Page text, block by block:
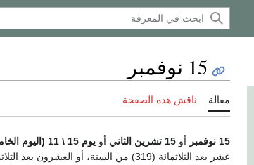
15 نوفمبر
مقالة ناقش هذه الصفحة
15 نوفمبر أو 15 تشرين الثاني أو يوم 15 \ 11 (اليوم الخامس عشر من الشهر الحادي عشر)
عشر بعد الثلاثمائة (319) من السنة، أو العشرون بعد الثلاثمائة (320) في